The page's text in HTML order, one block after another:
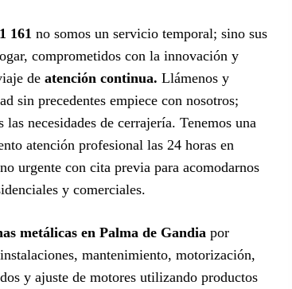
161 no somos un servicio temporal; sino sus
comprometidos con la innovación y
de atención continua. Llámenos y
sin precedentes empiece con nosotros;
necesidades de cerrajería. Tenemos una
atención profesional las 24 horas en
urgente con cita previa para acomodarnos
y comerciales.
metálicas en Palma de Gandia por
mantenimiento, motorización,
y ajuste de motores utilizando productos